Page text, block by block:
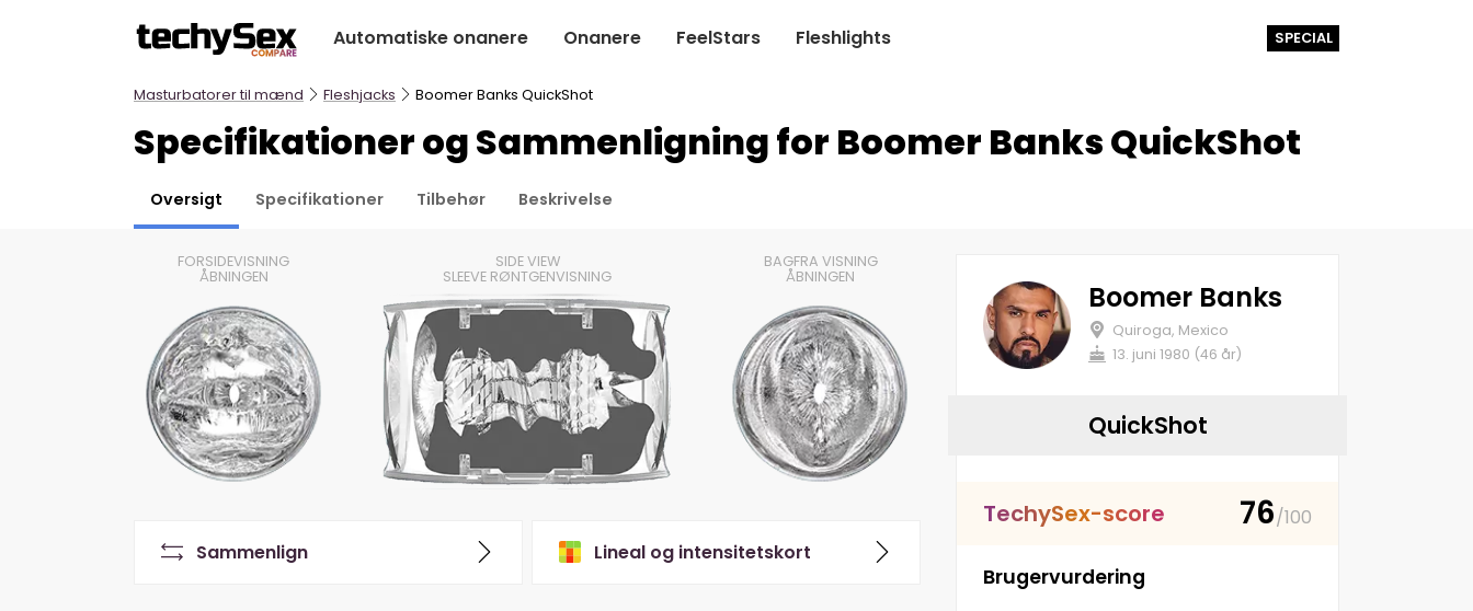
Automatiske onanere Onanere FeelStars Fleshlights SPECIAL
Masturbatorer til mænd Fleshjacks Boomer Banks QuickShot
Specifikationer og Sammenligning for Boomer Banks QuickShot
Oversigt Specifikationer Tilbehør Beskrivelse
FORSIDEVISNING
ÅBNINGEN
SIDE VIEW
SLEEVE RØNTGENVISNING
BAGFRA VISNING
ÅBNINGEN
Sammenlign Lineal og intensitetskort
Boomer Banks
Quiroga, Mexico
13. juni 1980 (46 år)
QuickShot
TechySex-score 76/100
Brugervurdering